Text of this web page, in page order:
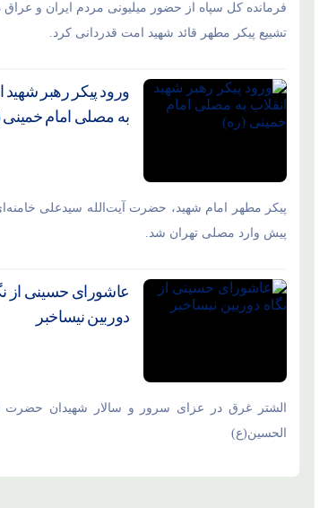
فرمانده کل سپاه از حضور میلیونی مردم ایران و عراق
تشییع پیکر مطهر قائد شهید امت قدردانی کرد.
ورود پیکر رهبر شهید
به مصلی امام
پیکر مطهر امام شهید،‌ حضرت آیت‌الله سیدعلی
پیش وارد مصلی تهران شد.
عاشورای حسینی از
دوربین نیساخبر
الشتر غرق در عزای سرور و سالار شهیدان حضرت
الحسین(ع)